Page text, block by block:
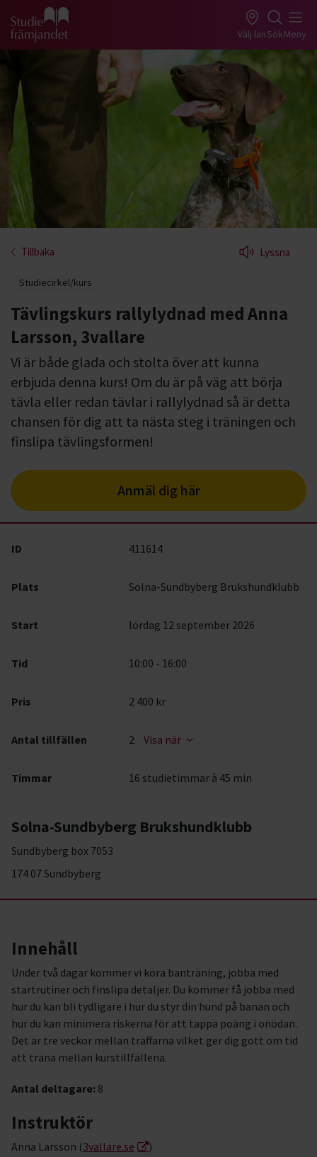
Gå till studiefrämjandets startsida Välj länSökMeny
Tillbaka Lyssna
Studiecirkel/kurs
Tävlingskurs rallylydnad med Anna
Larsson, 3vallare
Vi är både glada och stolta över att kunna
erbjuda denna kurs! Om du är på väg att börja
tävla eller redan tävlar i rallylydnad så är detta
chansen för dig att ta nästa steg i träningen och
finslipa tävlingsformen!
Anmäl dig här
ID 411614
Plats Solna-Sundbyberg Brukshundklubb
Start lördag 12 september 2026
Tid 10:00 - 16:00
Pris 2 400 kr
Antal tillfällen 2 Visa när
Timmar 16 studietimmar à 45 min
Solna-Sundbyberg Brukshundklubb
Sundbyberg box 7053
174 07 Sundbyberg
Innehåll
Under två dagar kommer vi köra banträning, jobba med
startrutiner och finslipa detaljer. Du kommer få jobba med
hur du kan bli tydligare i hur du styr din hund på banan och
hur du kan minimera riskerna för att tappa poäng i onödan.
Det är tre veckor mellan träffarna vilket ger dig gott om tid
att träna mellan kurstillfällena.
Antal deltagare: 8
Instruktör
Anna Larsson (3vallare.se )